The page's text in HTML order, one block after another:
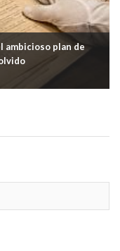
ambicioso plan de